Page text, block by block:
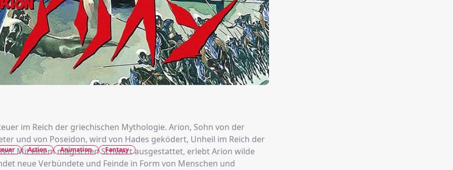
im Reich der griechischen Mythologie. Arion, Sohn von der
und von Poseidon, wird von Hades geködert, Unheil im Reich der
Mit einem magischen Schwert ausgestattet, erlebt Arion wilde
neue Verbündete und Feinde in Form von Menschen und
Action Animation Fantasy